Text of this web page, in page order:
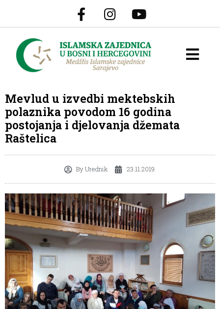
Mevlud u izvedbi mektebskih
polaznika povodom 16 godina
postojanja i djelovanja džemata
Raštelica
ByUrednik 23.11.2019.